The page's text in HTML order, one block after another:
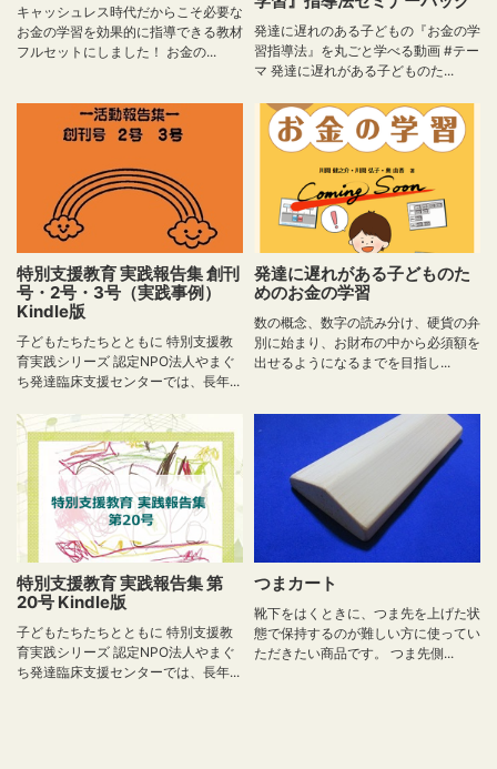
キャッシュレス時代だからこそ必要な
お金の学習を効果的に指導できる教材
フルセットにしました！ お金の...
発達に遅れのある子どもの『お金の学
習指導法』を丸ごと学べる動画 #テー
マ 発達に遅れがある子どものた...
特別支援教育 実践報告集 創刊
号・2号・3号（実践事例）
Kindle版
子どもたちたちとともに 特別支援教
育実践シリーズ 認定NPO法人やまぐ
ち発達臨床支援センターでは、長年...
発達に遅れがある子どものた
めのお金の学習
数の概念、数字の読み分け、硬貨の弁
別に始まり、お財布の中から必須額を
出せるようになるまでを目指し...
特別支援教育 実践報告集 第
20号 Kindle版
子どもたちたちとともに 特別支援教
育実践シリーズ 認定NPO法人やまぐ
ち発達臨床支援センターでは、長年...
つまカート
靴下をはくときに、つま先を上げた状
態で保持するのが難しい方に使ってい
ただきたい商品です。 つま先側...